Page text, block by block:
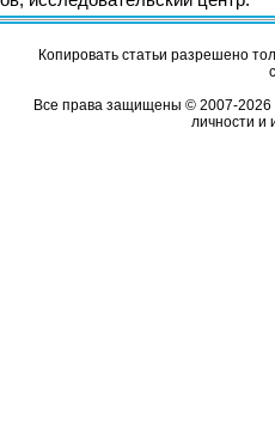
Копировать статьи разрешено
Все права защищены © 2007-2026
личности и